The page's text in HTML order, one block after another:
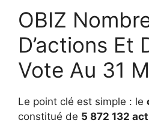
OBIZ
D’actions Et
Vote Au 31
Le point clé est simple : le
constitué de 5 872 132